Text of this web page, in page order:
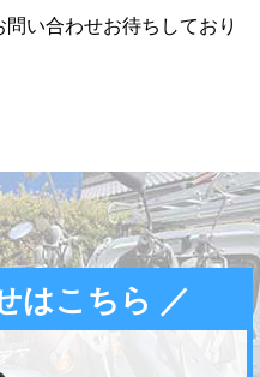
い合わせお待ちしており
はこちら ／